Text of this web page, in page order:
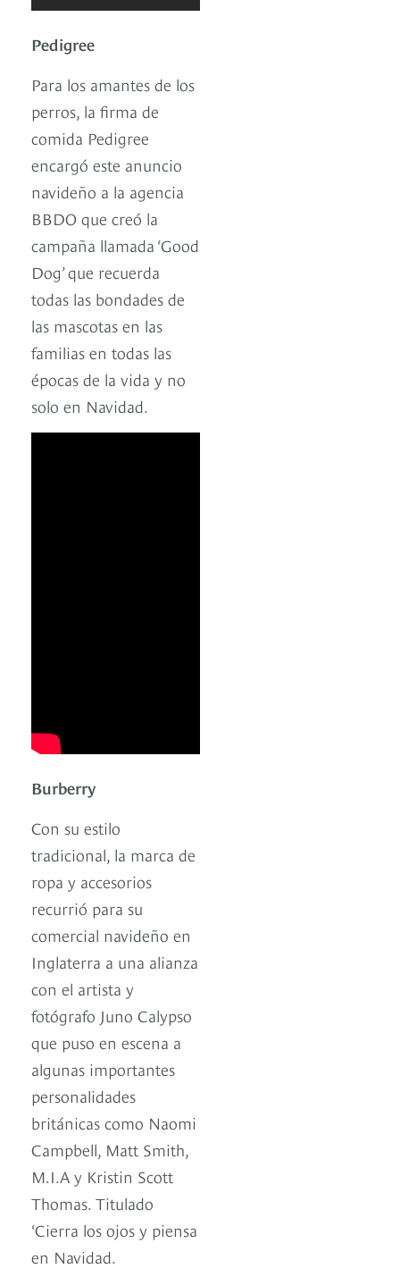
Pedigree
Para los amantes de los
perros, la firma de
comida Pedigree
encargó este anuncio
navideño a la agencia
BBDO que creó la
campaña llamada ‘Good
Dog’ que recuerda
todas las bondades de
las mascotas en las
familias en todas las
épocas de la vida y no
solo en Navidad.
Burberry
Con su estilo
tradicional, la marca de
ropa y accesorios
recurrió para su
comercial navideño en
Inglaterra a una alianza
con el artista y
fotógrafo Juno Calypso
que puso en escena a
algunas importantes
personalidades
británicas como Naomi
Campbell, Matt Smith,
M.I.A y Kristin Scott
Thomas. Titulado
‘Cierra los ojos y piensa
en Navidad.